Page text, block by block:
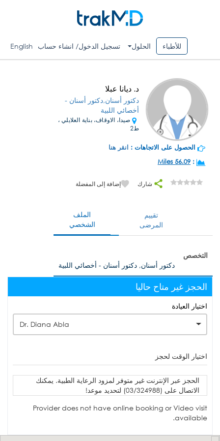
للأطباء الحلول تسجيل الدخول/ انشاء حساب English
د. ديانا عبلا
دكتور أسنان,دكتور أسنان -
أخصائي اللبية
صيدا، الاوقاف، بناية العلايلي ،
ط2
الحصول على الاتجاهات : انقر هنا
:
56.09 Miles
شارك إضافة إلى المفضلة
الملف
الشخصي
تقييم
المرضى
التخصص
دكتور أسنان, دكتور أسنان - أخصائي اللبية
الحجز غير متاح حاليا
اختيار العيادة
Dr. Diana Abla
اختيار الوقت لحجز
الحجز عبر الإنترنت غير متوفر لمزود الرعاية الطبية. يمكنك
الاتصال على (03/324988) لتحديد موعد!
Provider does not have online booking or Video visit
available.